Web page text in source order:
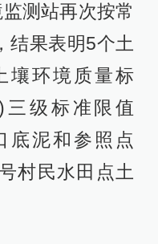
测站再次按常
结果表明5个土
壤环境质量标
三级标准限值
底泥和参照点
村民水田点土